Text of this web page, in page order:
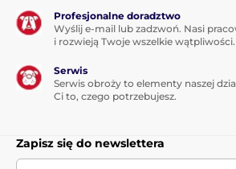
Profesjonalne doradztwo
Wyślij e-mail lub zadzwoń. Nasi
i rozwieją Twoje wszelkie wątpliwości.
Serwis
Serwis obroży to elementy naszej
Ci to, czego potrzebujesz.
Zapisz się do newslettera